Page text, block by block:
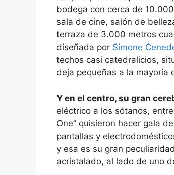
bodega con cerca de
sala de cine, salón de
terraza de 3.000 metros
diseñada por Simone
techos casi catedralicios,
deja pequeñas a la mayoría
Y en el centro, su gran
eléctrico a los sótanos,
One” quisieron hacer gala
pantallas y
y esa es su gran
acristalado, al lado de uno